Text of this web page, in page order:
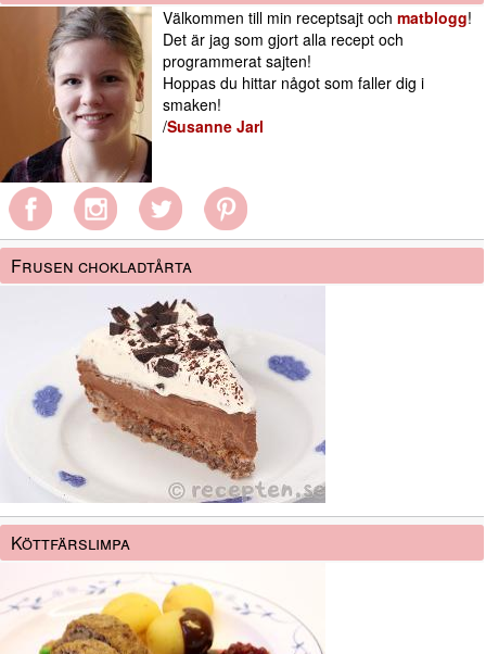
Välkommen till min receptsajt och matblogg!
Det är jag som gjort alla recept och
programmerat sajten!
Hoppas du hittar något som faller dig i
smaken!
/Susanne Jarl
Frusen chokladtårta
Köttfärslimpa